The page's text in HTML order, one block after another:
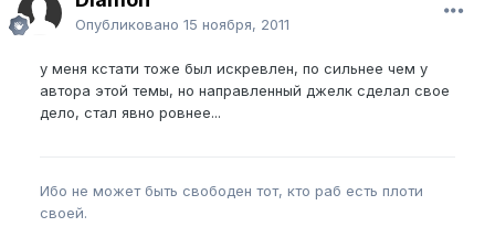
Опубликовано 15 ноября, 2011
у меня кстати тоже был искревлен, по сильнее чем у
автора этой темы, но направленный джелк сделал свое
дело, стал явно ровнее...
Ибо не может быть свободен тот, кто раб есть плоти
своей.